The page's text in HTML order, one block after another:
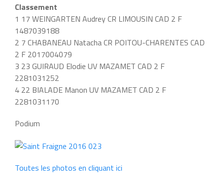
Classement
1 17 WEINGARTEN Audrey CR LIMOUSIN CAD 2 F
1487039188
2 7 CHABANEAU Natacha CR POITOU-CHARENTES CAD
2 F 2017004079
3 23 GUIRAUD Elodie UV MAZAMET CAD 2 F
2281031252
4 22 BIALADE Manon UV MAZAMET CAD 2 F
2281031170
Podium
Toutes les photos en cliquant ici